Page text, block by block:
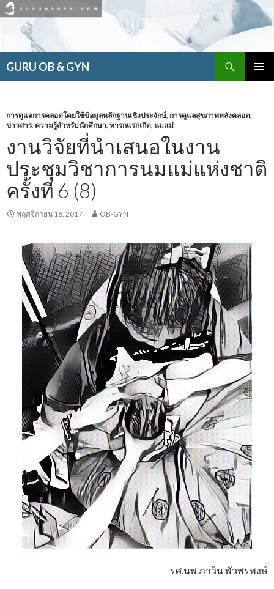
GURU OB & GYN
เนื้อหา
การดูแลการคลอดโดยใช้ข้อมูลหลักฐานเชิงประจักษ์, การดูแลสุขภาพหลังคลอด,
ข่าวสาร, ความรู้สำหรับนักศึกษา, ทารกแรกเกิด, นมแม่
งานวิจัยที่นำเสนอในงาน
ประชุมวิชาการนมแม่แห่งชาติ
ครั้งที่ 6 (8)
พฤศจิกายน 16, 2017 OB-GYN
รศ.นพ.ภาวิน พัวพรพงษ์